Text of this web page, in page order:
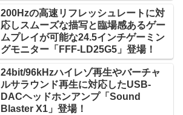
200Hzの高速リフレッシュレートに対
応しスムーズな描写と臨場感あるゲー
ムプレイが可能な24.5インチゲーミン
グモニター「FFF-LD25G5」登場！
24bit/96kHzハイレゾ再生やバーチャ
ルサラウンド再生に対応したUSB-
DACヘッドホンアンプ「Sound
Blaster X1」登場！